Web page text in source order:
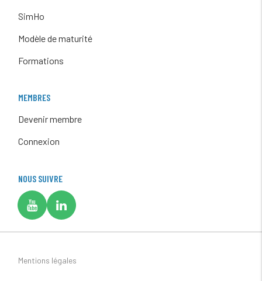
SimHo
Modèle de maturité
Formations
MEMBRES
Devenir membre
Connexion
NOUS SUIVRE
Mentions légales